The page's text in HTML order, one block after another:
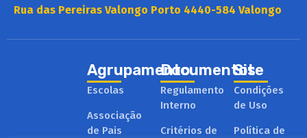
Rua das Pereiras Valongo Porto 4440-584 Valongo
Agrupamento
Escolas
Associação
de Pais
Documentos
Regulamento
Interno
Critérios de
Site
Condições
de Uso
Política de